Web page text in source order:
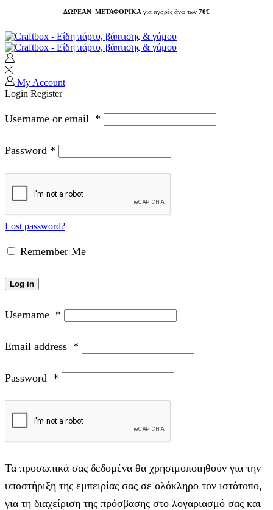
ΔΩΡΕΑΝ ΜΕΤΑΦΟΡΙΚΑ για αγορές άνω των 70€
My Account
Login Register
Username or email *
Password *
Lost password?
Remember Me
Log in
Username *
Email address *
Password *
Τα προσωπικά σας δεδομένα θα χρησιμοποιηθούν για την
υποστήριξη της εμπειρίας σας σε ολόκληρο τον ιστότοπο,
για τη διαχείριση της πρόσβασης στο λογαριασμό σας και